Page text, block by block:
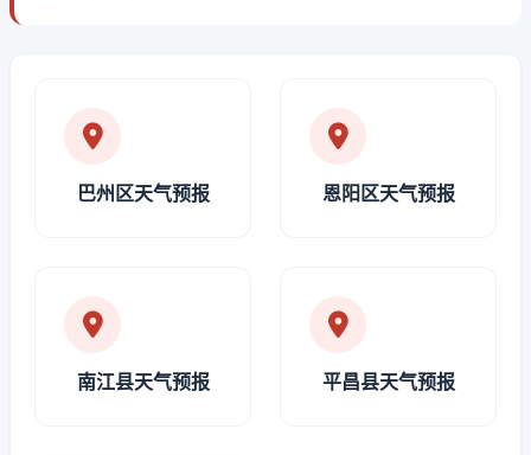
巴州区天气预报 恩阳区天气预报
南江县天气预报 平昌县天气预报